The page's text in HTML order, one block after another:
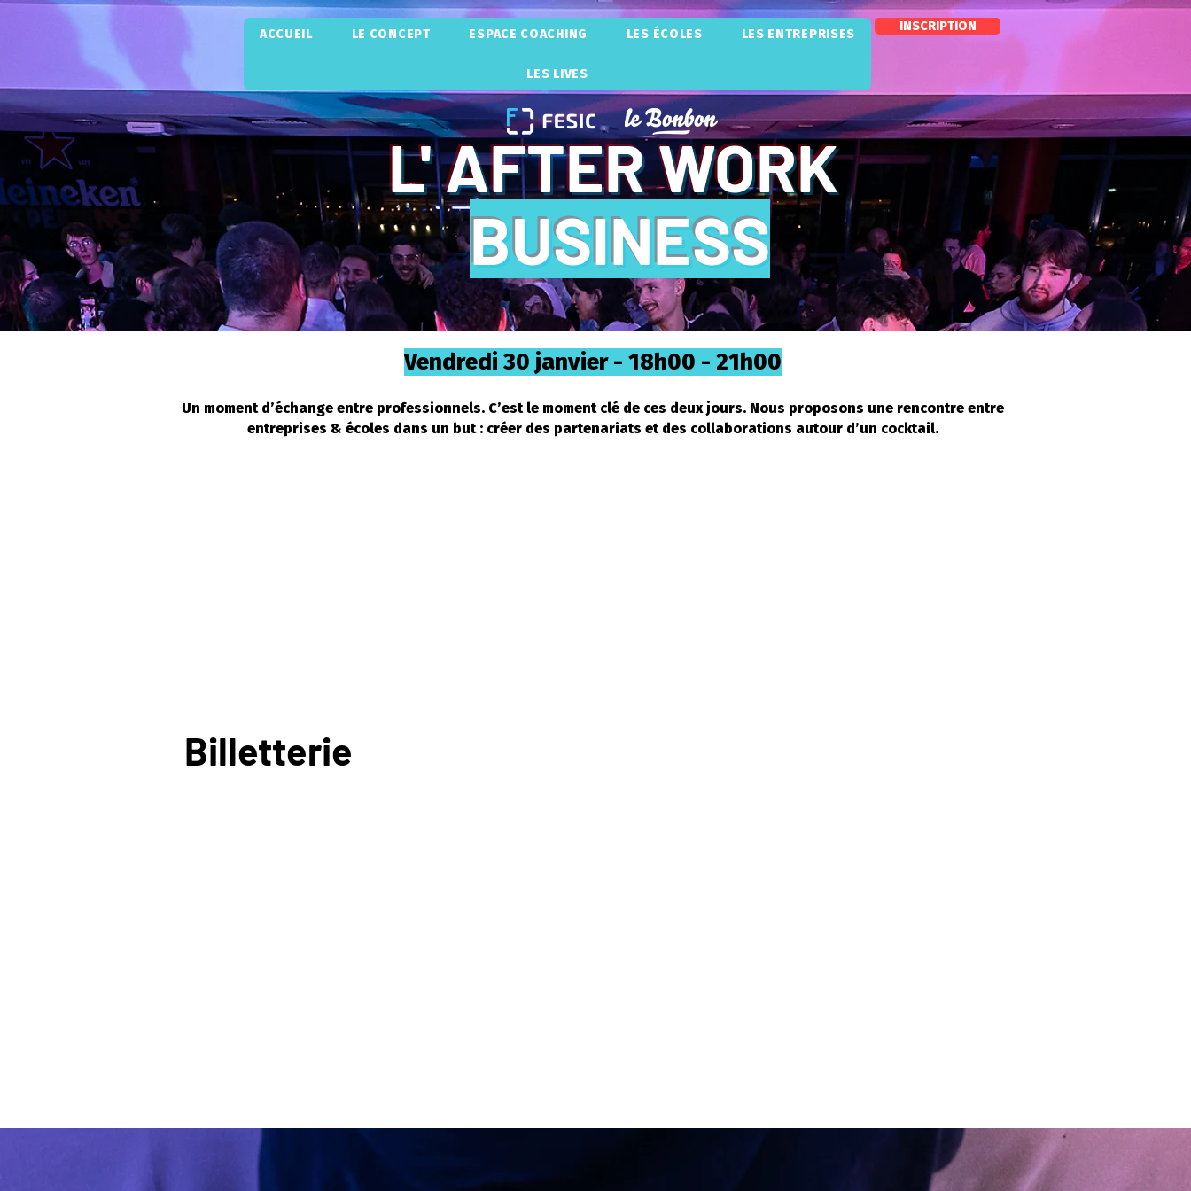
ACCUEIL LE CONCEPT ESPACE COACHING LES ÉCOLES LES ENTREPRISES
LES LIVES
INSCRIPTION
L' AFTER WORK
BUSINESS
Vendredi 30 janvier - 18h00 - 21h00
Un moment d’échange entre professionnels. C’est le moment clé de ces deux jours. Nous proposons une rencontre entre
entreprises & écoles dans un but : créer des partenariats et des collaborations autour d’un cocktail.
Billetterie